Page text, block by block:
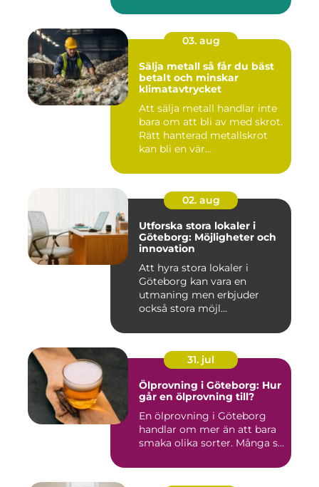
03. aug
Sälja metall så får du bäst
betalt och minskar
klimatavtrycket
Att sälja metall handlar inte
bara om att bli av med skrot.
Rätt hanterad metallskrot
kan bli en vär...
02. aug
Utforska stora lokaler i
Göteborg: Möjligheter och
innovation
Att hyra stora lokaler i
Göteborg kan vara en
utmaning men erbjuder
också stora möjl...
31. jul
Ölprovning i Göteborg: Hur
går en ölprovning till?
En ölprovning i Göteborg
handlar om mer än att bara
smaka olika sorter. Många s...